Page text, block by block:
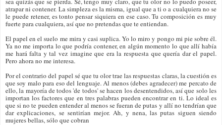
atrapar ni contener. La simpleza es la misma, igual que a ti o a cualquiera no se
le puede retener, es tonto pensar siquiera en ese caso. Tu composición es muy
fuerte para cualquiera, así que no pretendas que te entiendan.
El papel en el suelo me mira y casi suplica. Yo lo miro y pongo mi pie sobre él.
Ya no me importa lo que podría contener, en algún momento lo que allí había
me hará falta y tal vez imagine que era la respuesta que quería dar el papel.
Pero ahora no me interesa.
Por el contrario del papel sé que tu olor trae las respuestas claras, la cuestión es
que soy malo para eso del lenguaje. Al menos (debes agradecer) me percato de
ello, la mayoría de todos 'de todos' se hacen los desentendidos, así que solo les
importan los factores que en tres palabras pueden encontrar en ti. Lo ideal es
que si no te pueden entender al menos se fueran de putas y allí no tendrían que
dar explicaciones, se sentirían mejor. Ah, y nena, las putas siguen siendo
mujeres bellas, sólo que cobran